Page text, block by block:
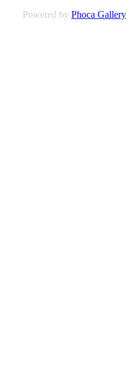
Powered by Phoca Gallery